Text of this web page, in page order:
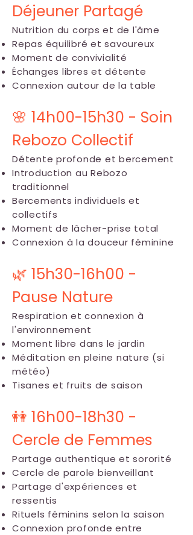
Déjeuner Partagé
Nutrition du corps et de l'âme
Repas équilibré et savoureux
Moment de convivialité
Échanges libres et détente
Connexion autour de la table
🌸 14h00-15h30 - Soin
Rebozo Collectif
Détente profonde et bercement
Introduction au Rebozo
traditionnel
Bercements individuels et
collectifs
Moment de lâcher-prise total
Connexion à la douceur féminine
🌿 15h30-16h00 -
Pause Nature
Respiration et connexion à
l'environnement
Moment libre dans le jardin
Méditation en pleine nature (si
météo)
Tisanes et fruits de saison
👭 16h00-18h30 -
Cercle de Femmes
Partage authentique et sororité
Cercle de parole bienveillant
Partage d'expériences et
ressentis
Rituels féminins selon la saison
Connexion profonde entre